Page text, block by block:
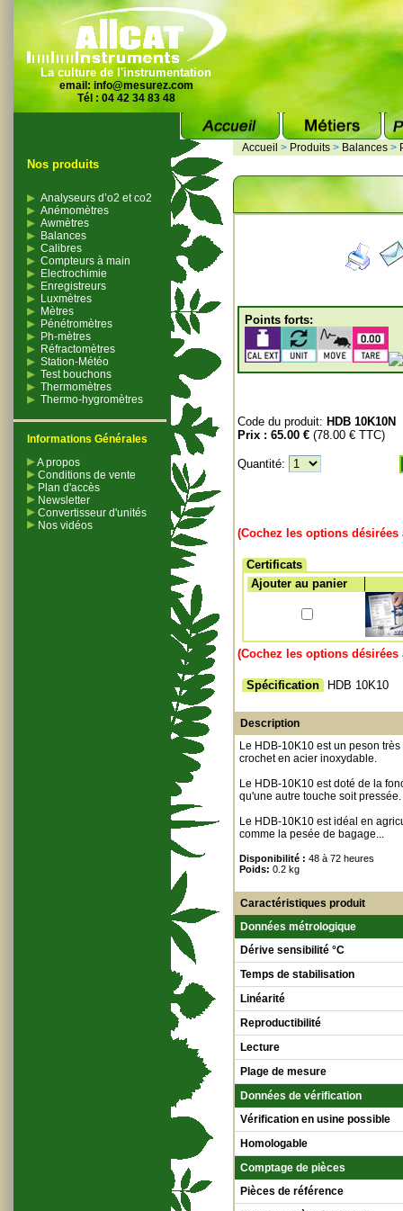
La culture de l'instrumentation
email: info@mesurez.com
Tél : 04 42 34 83 48
Nos produits
Analyseurs d’o2 et co2
Anémomètres
Awmètres
Balances
Calibres
Compteurs à main
Electrochimie
Enregistreurs
Luxmètres
Mètres
Pénétromètres
Ph-mètres
Réfractomètres
Station-Météo
Test bouchons
Thermomètres
Thermo-hygromètres
Informations Générales
A propos
Conditions de vente
Plan d'accès
Newsletter
Convertisseur d'unités
Nos vidéos
Accueil > Produits > Balances >
Points forts:
Code du produit: HDB 10K10N
Prix : 65.00 € (78.00 € TTC)
Quantité:
(Cochez les options
Certificats
Ajouter au panier
(Cochez les options
Spécification HDB 10K10
Description
Le HDB-10K10 est un peson
crochet en acier inoxydable.
Le HDB-10K10 est doté de la
qu'une autre touche soit pressée.
Le HDB-10K10 est idéal en
comme la pesée de bagage...
Disponibilité : 48 à 72 heures
Poids: 0.2 kg
Caractéristiques produit
Données métrologique
Dérive sensibilité °C
Temps de stabilisation
Linéarité
Reproductibilité
Lecture
Plage de mesure
Données de vérification
Vérification en usine possible
Homologable
Comptage de pièces
Pièces de référence